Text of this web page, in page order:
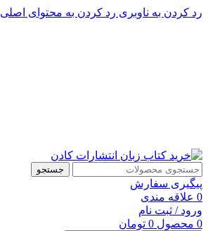
رد کردن به ناوبری رد کردن به محتوای اصلی
جستجو
پیگیری سفارش
0 علاقه مندی
ورود / ثبت نام
0 محصول 0 تومان